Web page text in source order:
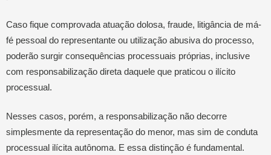
Caso fique comprovada atuação dolosa, fraude, litigância de má-
fé pessoal do representante ou utilização abusiva do processo,
poderão surgir consequências processuais próprias, inclusive
com responsabilização direta daquele que praticou o ilícito
processual.
Nesses casos, porém, a responsabilização não decorre
simplesmente da representação do menor, mas sim de conduta
processual ilícita autônoma. E essa distinção é fundamental.